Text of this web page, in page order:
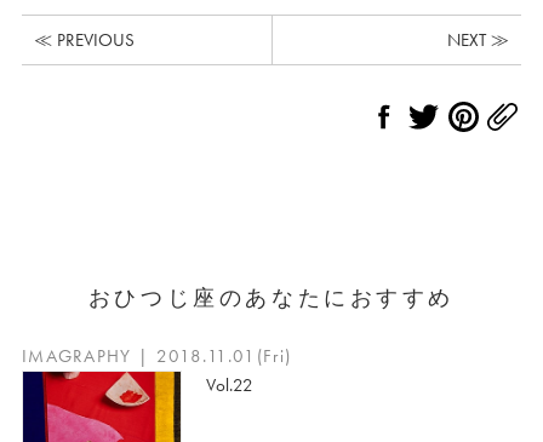
≪ PREVIOUS NEXT ≫
おひつじ座のあなたにおすすめ
IMAGRAPHY | 2018.11.01(Fri)
Vol.22